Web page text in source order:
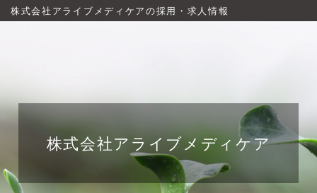
株式会社アライブメディケアの採用・求人情報
株式会社アライブメディケア